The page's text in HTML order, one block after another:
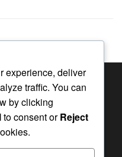
Lunare în
Survival
experience, deliver
traffic. You can
by clicking
to consent orReject